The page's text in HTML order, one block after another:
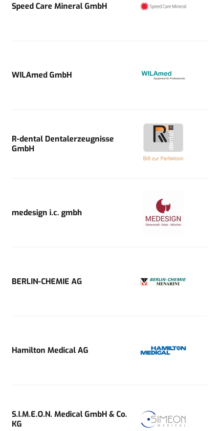
Speed Care Mineral GmbH
WILAmed GmbH
R-dental Dentalerzeugnisse
GmbH
medesign i.c. gmbh
BERLIN-CHEMIE AG
Hamilton Medical AG
S.I.M.E.O.N. Medical GmbH & Co.
KG